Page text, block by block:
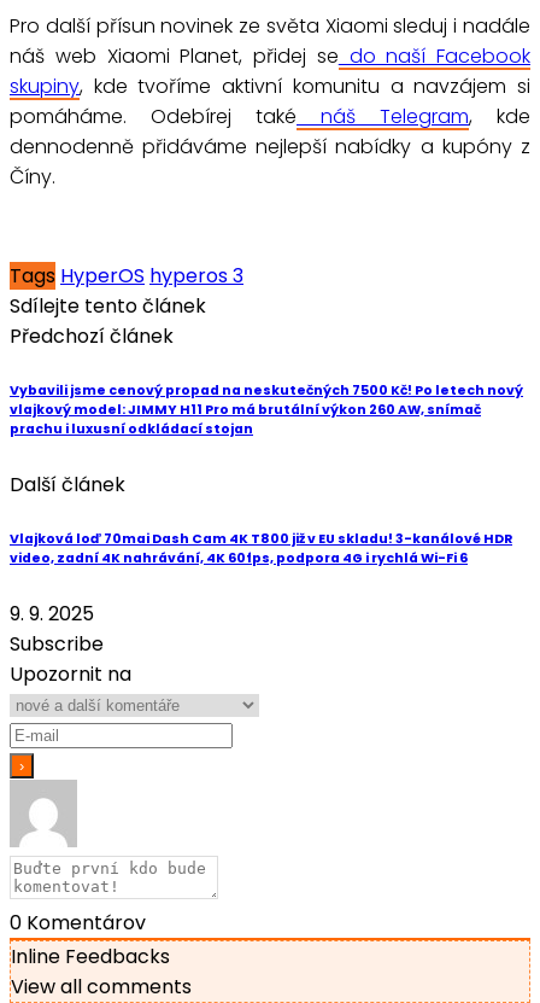
Pro další přísun novinek ze světa Xiaomi sleduj i nadále
náš web Xiaomi Planet, přidej se do naší Facebook
skupiny, kde tvoříme aktivní komunitu a navzájem si
pomáháme. Odebírej také náš Telegram, kde
dennodenně přidáváme nejlepší nabídky a kupóny z
Číny.
Tags HyperOS hyperos 3
Sdílejte tento článek
Předchozí článek
Vybavili jsme cenový propad na neskutečných 7500 Kč! Po letech nový
vlajkový model: JIMMY H11 Pro má brutální výkon 260 AW, snímač
prachu i luxusní odkládací stojan
Další článek
Vlajková loď 70mai Dash Cam 4K T800 již v EU skladu! 3-kanálové HDR
video, zadní 4K nahrávání, 4K 60fps, podpora 4G i rychlá Wi-Fi 6
9. 9. 2025
Subscribe
Upozornit na
0 Komentárov
Inline Feedbacks
View all comments